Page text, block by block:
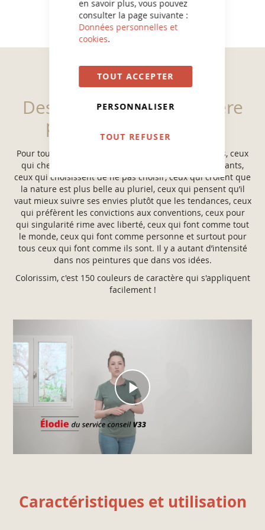
en savoir plus, vous pouvez
consulter la page suivante :
Données personnelles et
cookies.
TOUT ACCEPTER
PERSONNALISER
TOUT REFUSER
Des peintures de caractère
pour tous vos projets
Pour tous ceux qui ont le bon goût d’être eux-mêmes, ceux
qui cherchent à être inspirés plutôt qu’à être inspirants,
ceux qui choisissent de ne pas choisir, ceux qui croient que
la nature est plus belle au pluriel, ceux qui pensent qu’il
vaut mieux suivre ses envies plutôt que les tendances, ceux
qui préfèrent les convictions aux conventions, ceux pour
qui singularité rime avec liberté, ceux qui font comme tout
le monde, ceux qui font comme personne et surtout pour
tous ceux qui font comme ils sont. Il y a autant d’intensité
dans nos peintures que dans vos idées.
Colorissim, c'est 150 couleurs de caractère qui s'appliquent
facilement !
Caractéristiques et utilisation